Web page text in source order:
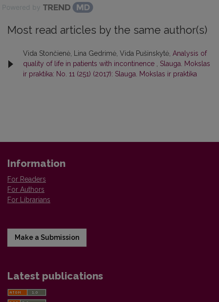
Powered by
Most read articles by the same author(s)
Vida Stončienė, Lina Gedrimė, Vida Pušinskytė, Analysis of
quality of life in patients with incontinence , Slauga. Mokslas
ir praktika: No. 11 (251) (2017): Slauga. Mokslas ir praktika
Information
For Readers
For Authors
For Librarians
Make a Submission
Latest publications